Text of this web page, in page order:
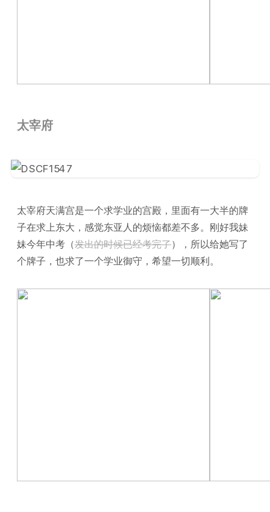
太宰府
太宰府天满宫是一个求学业的宫殿，里面有一大半的牌
子在求上东大，感觉东亚人的烦恼都差不多。刚好我妹
妹今年中考（发出的时候已经考完了），所以给她写了
个牌子，也求了一个学业御守，希望一切顺利。